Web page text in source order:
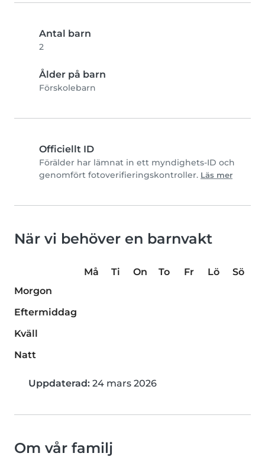
Antal barn
2
Ålder på barn
Förskolebarn
Officiellt ID
Förälder har lämnat in ett myndighets-ID och
genomfört fotoverifieringskontroller. Läs mer
När vi behöver en barnvakt
Må Ti On To Fr Lö
Sö
Morgon
Eftermiddag
Kväll
Natt
Uppdaterad: 24 mars 2026
Om vår familj